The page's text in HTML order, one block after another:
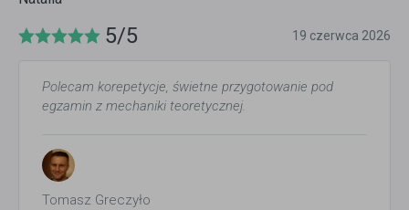
5/5 19 czerwca 2026
Polecam korepetycje, świetne przygotowanie pod
egzamin z mechaniki teoretycznej.
Tomasz Greczyło